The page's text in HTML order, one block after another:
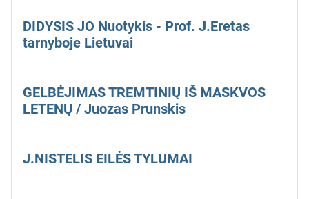
DIDYSIS JO Nuotykis - Prof. J.Eretas
tarnyboje Lietuvai
GELBĖJIMAS TREMTINIŲ IŠ MASKVOS
LETENŲ / Juozas Prunskis
J.NISTELIS EILĖS TYLUMAI